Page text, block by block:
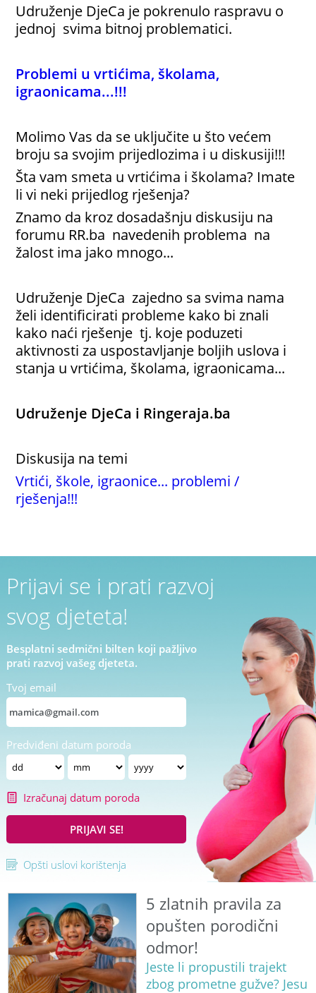
Udruženje DjeCa je pokrenulo raspravu o
jednoj svima bitnoj problematici.
Problemi u vrtićima, školama,
igraonicama...!!!
Molimo Vas da se uključite u što većem
broju sa svojim prijedlozima i u diskusiji!!!
Šta vam smeta u vrtićima i školama? Imate
li vi neki prijedlog rješenja?
Znamo da kroz dosadašnju diskusiju na
forumu RR.ba navedenih problema na
žalost ima jako mnogo...
Udruženje DjeCa zajedno sa svima nama
želi identificirati probleme kako bi znali
kako naći rješenje tj. koje poduzeti
aktivnosti za uspostavljanje boljih uslova i
stanja u vrtićima, školama, igraonicama...
Udruženje DjeCa i Ringeraja.ba
Diskusija na temi
Vrtići, škole, igraonice... problemi /
rješenja!!!
Prijavi se i prati razvoj
svog djeteta!
Besplatni sedmični bilten koji pažljivo
prati razvoj vašeg djeteta.
Tvoj email
Predviđeni datum poroda
Izračunaj datum poroda
PRIJAVI SE!
Opšti uslovi korištenja
5 zlatnih pravila za
opušten porodični
odmor!
Jeste li propustili trajekt
zbog prometne gužve? Jesu